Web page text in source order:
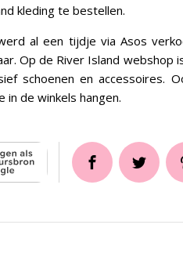
kleding te bestellen.
al een tijdje via Asos
Op de River Island webshop
schoenen en accessoires.
in de winkels hangen.